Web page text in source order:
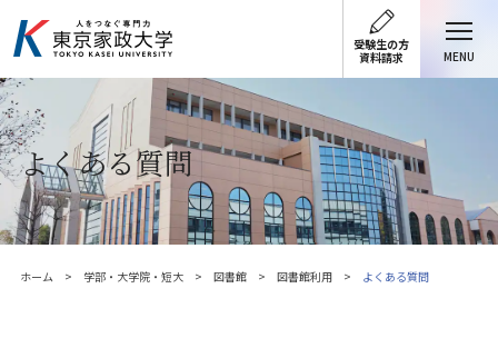
受験生の方
資料請求
MENU
よくある質問
ホーム 学部・大学院・短大 図書館 図書館利用 よくある質問